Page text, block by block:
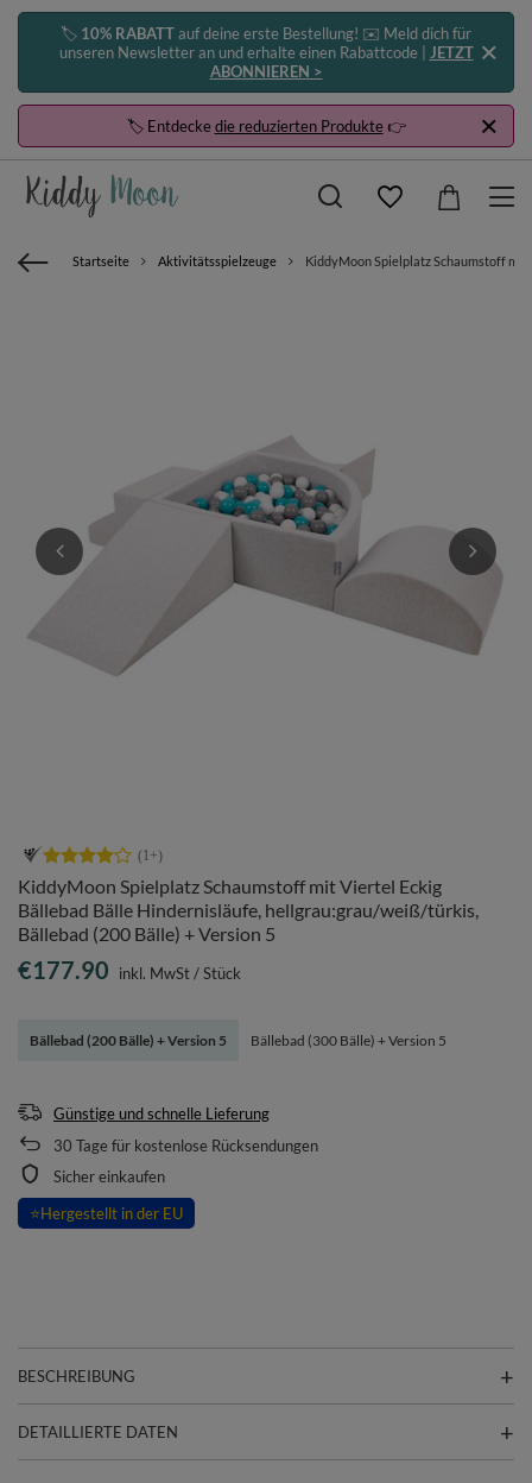
🏷️ 10% RABATTauf deine erste Bestellung! ✉️ Meld dich für
unseren Newsletter an und erhalte einen Rabattcode | JETZT
ABONNIEREN >
🏷️ Entdeckedie reduzierten Produkte👉
Startseite Aktivitätsspielzeuge KiddyMoon Spielplatz Schaumstoff
KiddyMoon Spielplatz Schaumstoff mit Viertel Eckig
Bällebad Bälle Hindernisläufe, hellgrau:grau/weiß/türkis,
Bällebad (200 Bälle) + Version 5
Bällebad (200 Bälle) + Version 5 Bällebad (300 Bälle) + Version 5
€177.90 inkl. MwSt/Stück
Günstige und schnelle Lieferung
30 Tage für kostenlose Rücksendungen
Sicher einkaufen
⭐Hergestellt in der EU
BESCHREIBUNG
DETAILLIERTE DATEN